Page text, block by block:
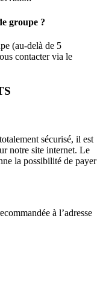
groupe ?
(au-delà de 5
contacter via le
sécurisé, il est
notre site internet. Le
la possibilité de payer
à l’adresse